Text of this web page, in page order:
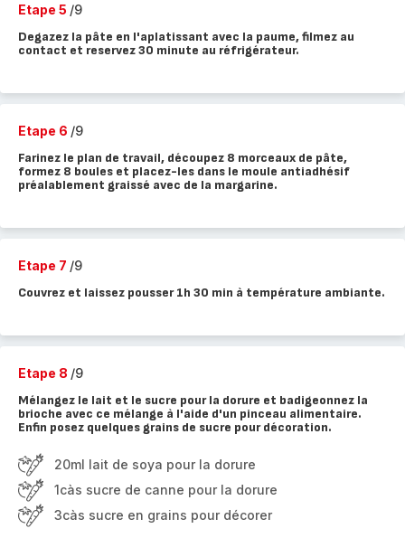
Etape 5 /9
Degazez la pâte en l'aplatissant avec la paume, filmez au
contact et reservez 30 minute au réfrigérateur.
Etape 6 /9
Farinez le plan de travail, découpez 8 morceaux de pâte,
formez 8 boules et placez-les dans le moule antiadhésif
préalablement graissé avec de la margarine.
Etape 7 /9
Couvrez et laissez pousser 1h 30 min à température ambiante.
Etape 8 /9
Mélangez le lait et le sucre pour la dorure et badigeonnez la
brioche avec ce mélange à l'aide d'un pinceau alimentaire.
Enfin posez quelques grains de sucre pour décoration.
20ml lait de soya pour la dorure
1càs sucre de canne pour la dorure
3càs sucre en grains pour décorer